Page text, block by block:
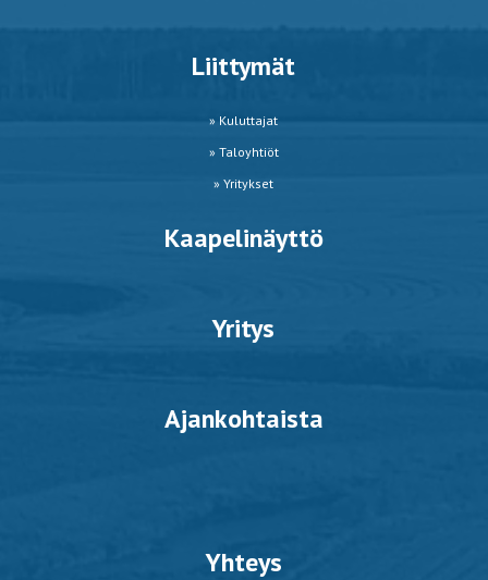
Liittymät
» Kuluttajat
» Taloyhtiöt
» Yritykset
Kaapelinäyttö
Yritys
Ajankohtaista
Yhteys